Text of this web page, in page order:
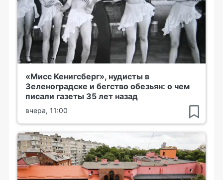
«Мисс Кенигсберг», нудисты в
Зеленоградске и бегство обезьян: о чем
писали газеты 35 лет назад
вчера, 11:00